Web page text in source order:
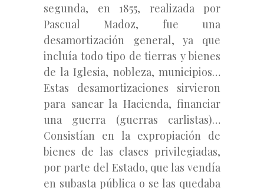
segunda, en 1855, realizada por
Pascual Madoz, fue una
desamortización general, ya que
incluía todo tipo de tierras y bienes
de la Iglesia, nobleza, municipios…
Estas desamortizaciones sirvieron
para sanear la Hacienda, financiar
una guerra (guerras carlistas)…
Consistían en la expropiación de
bienes de las clases privilegiadas,
por parte del Estado, que las vendía
en subasta pública o se las quedaba